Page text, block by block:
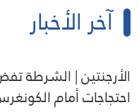
آخر الأخبار
الأرجنتين | الشرطة
احتجاجات أمام